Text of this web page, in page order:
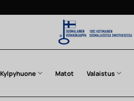
Kylpyhuone Matot Valaistus